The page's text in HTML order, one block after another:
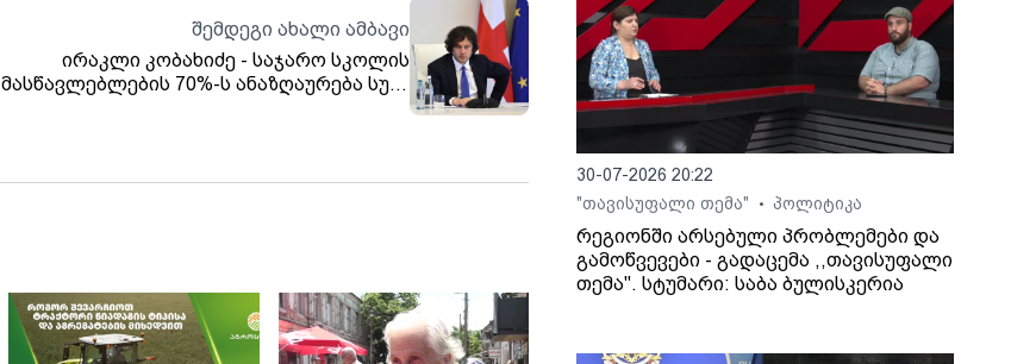
შემდეგი ახალი ამბავი
ირაკლი კობახიძე - საჯარო სკოლის
მასწავლებლების 70%-ს ანაზღაურება სულ
მცირე 500 ლარით, ყველა პედაგოგს კი
30-07-2026 20:22
"თავისუფალი თემა"
• პოლიტიკა
რეგიონში არსებული პრობლემები და
გამოწვევები - გადაცემა ,,თავისუფალი
თემა". სტუმარი: საბა ბულისკერია